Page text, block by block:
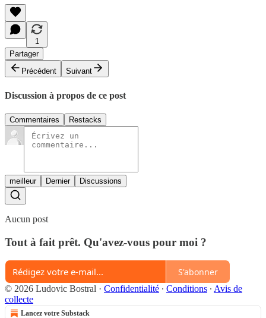
1
Partager
Précédent
Suivant
Discussion à propos de ce post
Commentaires Restacks
meilleur Dernier Discussions
Aucun post
Tout à fait prêt. Qu'avez-vous pour moi ?
S'abonner
© 2026 Ludovic Bostral · Confidentialité ∙ Conditions ∙ Avis de
collecte
Lancez votre Substack